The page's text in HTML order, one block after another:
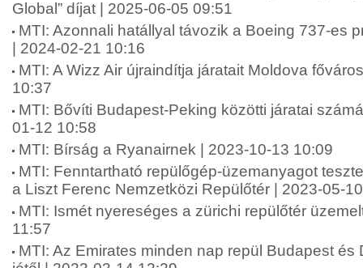
Global” díjat | 2025-06-05 09:51
MTI: Azonnali hatállyal távozik a Boeing 737-es
| 2024-02-21 10:16
MTI: A Wizz Air újraindítja járatait Moldova
10:37
MTI: Bővíti Budapest-Peking közötti járatai
01-12 10:58
MTI: Bírság a Ryanairnek | 2023-10-13 10:09
MTI: Fenntartható repülőgép-üzemanyagot
a Liszt Ferenc Nemzetközi Repülőtér | 2023-05-
MTI: Ismét nyereséges a zürichi repülőtér
11:57
MTI: Az Emirates minden nap repül Budapest és